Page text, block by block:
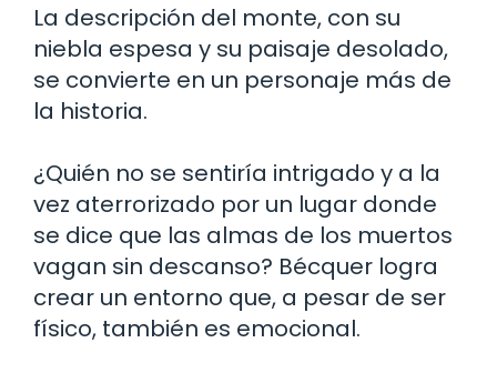
La descripción del monte, con su
niebla espesa y su paisaje desolado,
se convierte en un personaje más de
la historia.
¿Quién no se sentiría intrigado y a la
vez aterrorizado por un lugar donde
se dice que las almas de los muertos
vagan sin descanso? Bécquer logra
crear un entorno que, a pesar de ser
físico, también es emocional.